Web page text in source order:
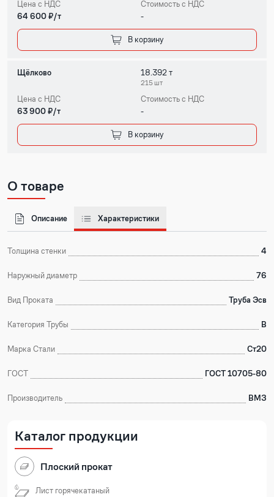
Цена с НДС
64 600 ₽/т
Стоимость с НДС
-
В корзину
Щёлково 18.392 т
215 шт
Цена с НДС
63 900 ₽/т
Стоимость с НДС
-
В корзину
О товаре
Описание Характеристики
Толщина стенки 4
Наружный диаметр 76
Вид Проката Труба Эсв
Категория Трубы В
Марка Стали Ст20
ГОСТ ГОСТ 10705-80
Производитель ВМЗ
Каталог продукции
Плоский прокат
Лист горячекатаный